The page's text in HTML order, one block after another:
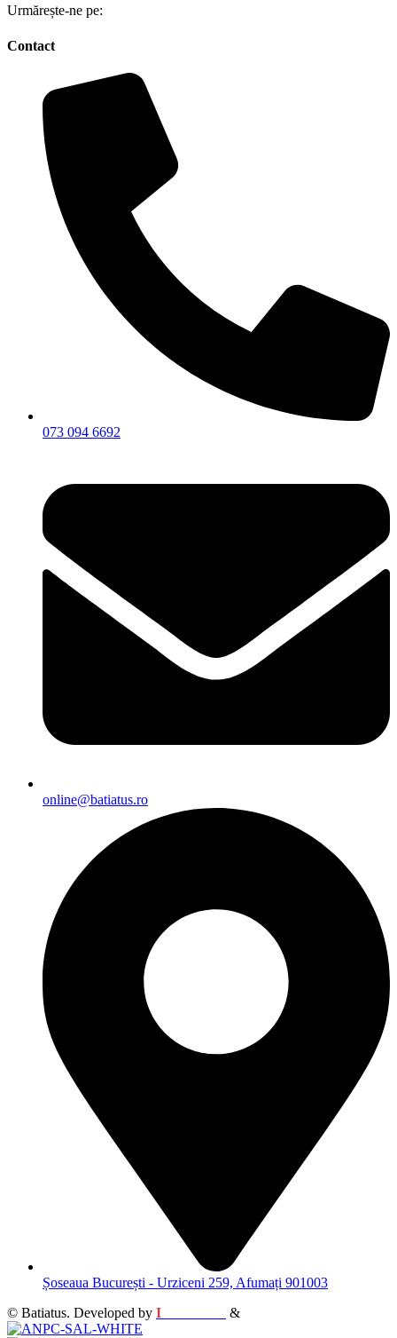
Urmărește-ne pe:
Contact
073 094 6692
online@batiatus.ro
Șoseaua București - Urziceni 259, Afumați 901003
© Batiatus. Developed by I &